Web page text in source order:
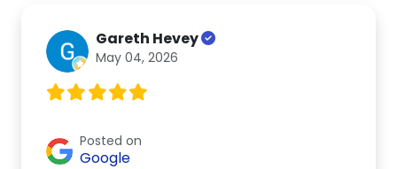
Gareth Hevey
May 04, 2026
Posted on
Google